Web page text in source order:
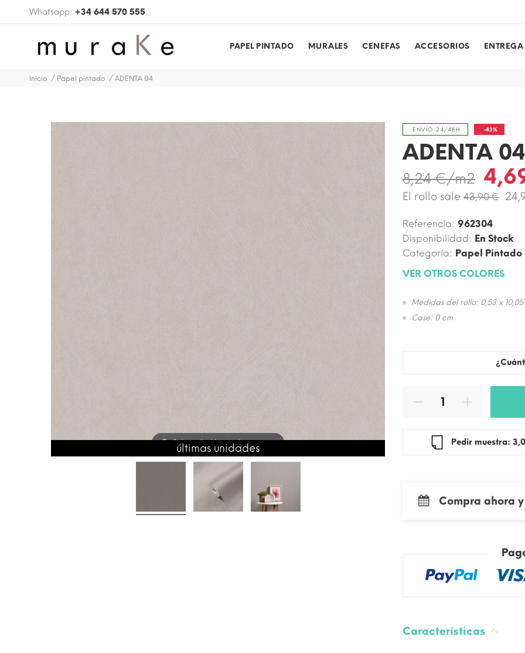
Whatsapp: +34 644 570 555
PAPEL PINTADO MURALES CENEFAS ACCESORIOS
Inicio Papel pintado ADENTA 04
Coloca el ratón para hacer zoom
últimas unidades
ENVÍO 24/48H -43%
ADENTA 04
8,24 €/m2
El rollo sale 43,90 €
Referencia: 962304
Disponibilidad: En Stock
Categoría: Papel Pintado
VER OTROS COLORES
Medidas del rollo: 0,53 x 10,05
Case: 0 cm
Pedir
Compra ahora
Características